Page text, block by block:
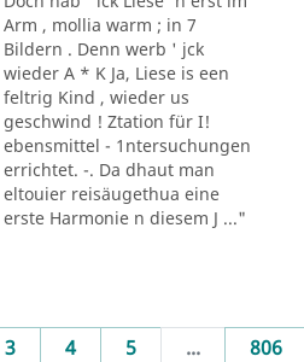
Arm , mollia warm ; in 7
Bildern . Denn werb ' jck
wieder A * K Ja, Liese is een
feltrig Kind , wieder us
geschwind ! Ztation für I!
ebensmittel - 1ntersuchungen
errichtet. -. Da dhaut man
eltouier reisäugethua eine
erste Harmonie n diesem J ..."
3 4 5 ... 806